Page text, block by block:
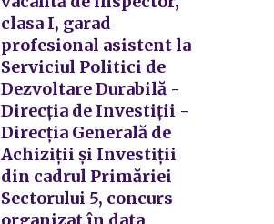
clasa I, garad
profesional asistent la
Serviciul Politici de
Dezvoltare Durabilă -
Direcția de Investiții -
Direcția Generală de
Achiziții și Investiții
din cadrul Primăriei
Sectorului 5, concurs
organizat în data